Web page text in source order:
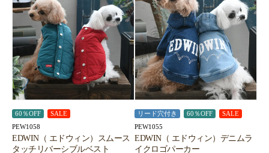
60％OFF SALE
PEW1058
EDWIN（ エドウィン）スムース
タッチリバーシブルベスト
リード穴付き 60％OFF SALE
PEW1055
EDWIN（ エドウィン）デニムラ
イクロゴパーカー